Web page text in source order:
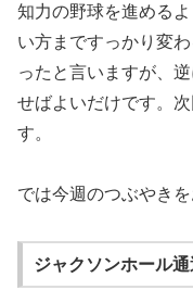
知力の野球を進める
い方まですっかり変
ったと言いますが、
せばよいだけです。
す。
では今週のつぶやきを
ジャクソンホール通